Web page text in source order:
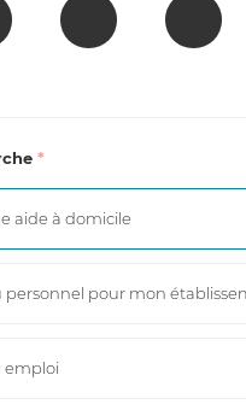
aide à domicile
personnel pour mon
emploi